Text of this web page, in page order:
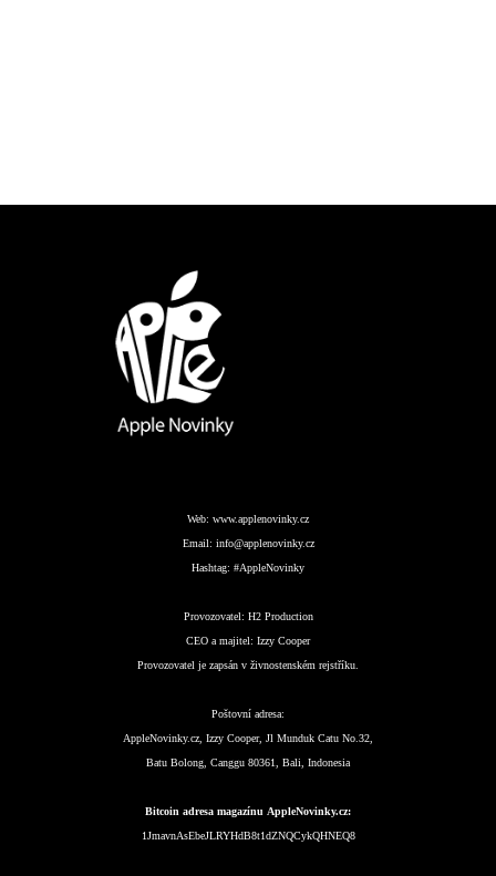
Web: www.applenovinky.cz
Email: info@applenovinky.cz
Hashtag: #AppleNovinky
Provozovatel: H2 Production
CEO a majitel: Izzy Cooper
Provozovatel je zapsán v živnostenském rejstříku.
Poštovní adresa:
AppleNovinky.cz, Izzy Cooper, Jl Munduk Catu No.32,
Batu Bolong, Canggu 80361, Bali, Indonesia
Bitcoin adresa magazínu AppleNovinky.cz:
1JmavnAsEbeJLRYHdB8t1dZNQCykQHNEQ8